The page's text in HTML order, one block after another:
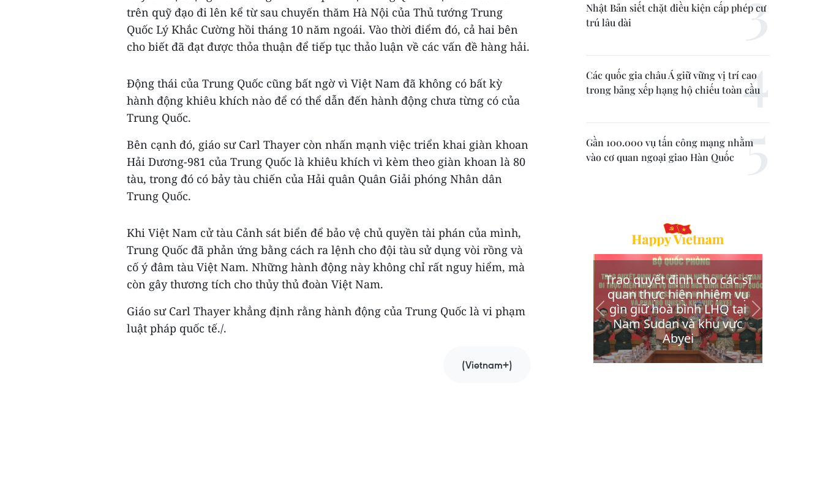
trên quỹ đạo đi lên kể từ sau chuyến thăm Hà Nội của Thủ tướng Trung
Quốc Lý Khắc Cường hồi tháng 10 năm ngoái. Vào thời điểm đó, cả hai bên
cho biết đã đạt được thỏa thuận để tiếp tục thảo luận về các vấn đề hàng hải.
Động thái của Trung Quốc cũng bất ngờ vì Việt Nam đã không có bất kỳ
hành động khiêu khích nào để có thể dẫn đến hành động chưa từng có của
Trung Quốc.
Bên cạnh đó, giáo sư Carl Thayer còn nhấn mạnh việc triển khai giàn khoan
Hải Dương-981 của Trung Quốc là khiêu khích vì kèm theo giàn khoan là 80
tàu, trong đó có bảy tàu chiến của Hải quân Quân Giải phóng Nhân dân
Trung Quốc.
Khi Việt Nam cử tàu Cảnh sát biển để bảo vệ chủ quyền tài phán của mình,
Trung Quốc đã phản ứng bằng cách ra lệnh cho đội tàu sử dụng vòi rồng và
cố ý đâm tàu Việt Nam. Những hành động này không chỉ rất nguy hiểm, mà
còn gây thương tích cho thủy thủ đoàn Việt Nam.
Giáo sư Carl Thayer khẳng định rằng hành động của Trung Quốc là vi phạm
luật pháp quốc tế./.
(Vietnam+)
Nhật Bản siết chặt điều kiện cấp phép cư
trú lâu dài
Các quốc gia châu Á giữ vững vị trí cao
trong bảng xếp hạng hộ chiếu toàn cầu
Gần 100.000 vụ tấn công mạng nhằm
vào cơ quan ngoại giao Hàn Quốc